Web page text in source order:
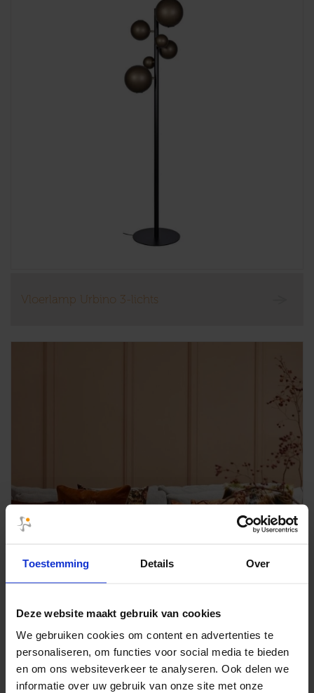
Toestemming Details Over
Deze website maakt gebruik van cookies
We gebruiken cookies om content en advertenties te
personaliseren, om functies voor social media te bieden
en om ons websiteverkeer te analyseren. Ook delen we
informatie over uw gebruik van onze site met onze
Vloerlamp Urbino 3-lichts
Sierkussens Claudi